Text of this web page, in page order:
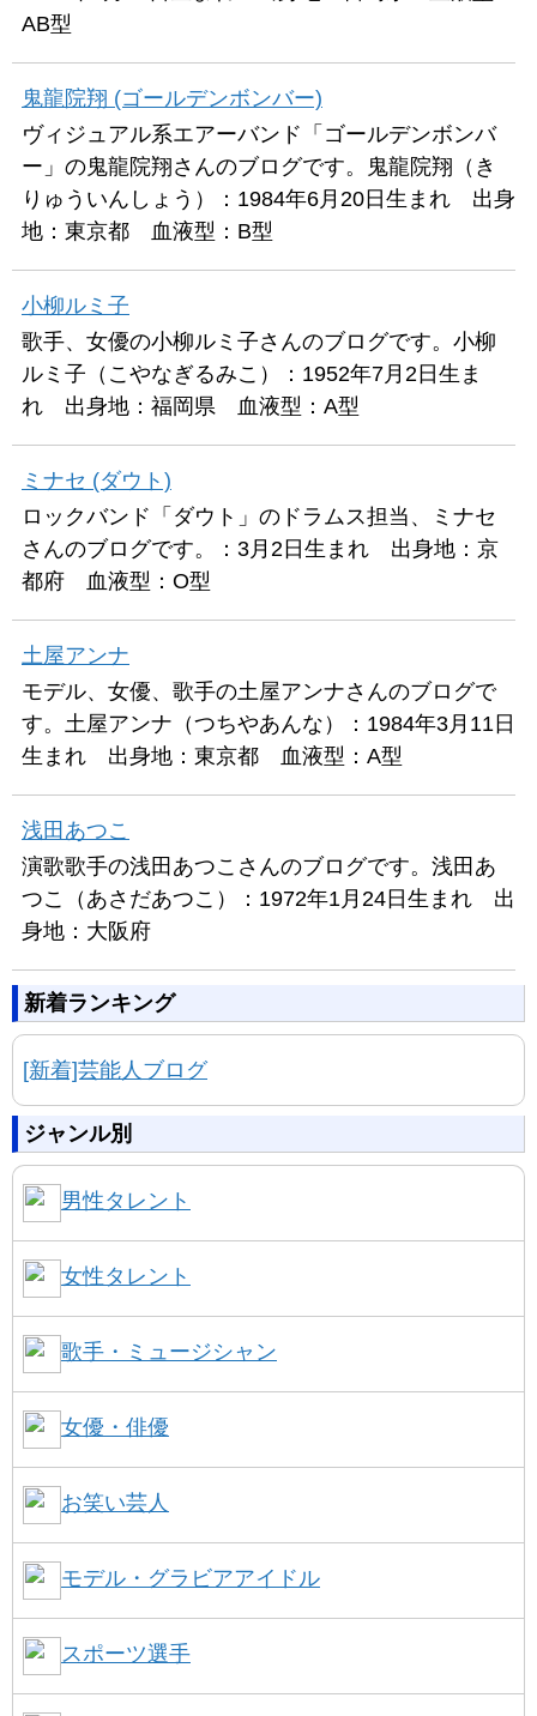
AB型
鬼龍院翔 (ゴールデンボンバー)
ヴィジュアル系エアーバンド「ゴールデンボンバ
ー」の鬼龍院翔さんのブログです。鬼龍院翔（き
りゅういんしょう）：1984年6月20日生まれ 出身
地：東京都 血液型：B型
小柳ルミ子
歌手、女優の小柳ルミ子さんのブログです。小柳
ルミ子（こやなぎるみこ）：1952年7月2日生ま
れ 出身地：福岡県 血液型：A型
ミナセ (ダウト)
ロックバンド「ダウト」のドラムス担当、ミナセ
さんのブログです。：3月2日生まれ 出身地：京
都府 血液型：O型
土屋アンナ
モデル、女優、歌手の土屋アンナさんのブログで
す。土屋アンナ（つちやあんな）：1984年3月11日
生まれ 出身地：東京都 血液型：A型
浅田あつこ
演歌歌手の浅田あつこさんのブログです。浅田あ
つこ（あさだあつこ）：1972年1月24日生まれ 出
身地：大阪府
新着ランキング
[新着]芸能人ブログ
ジャンル別
男性タレント
女性タレント
歌手・ミュージシャン
女優・俳優
お笑い芸人
モデル・グラビアアイドル
スポーツ選手